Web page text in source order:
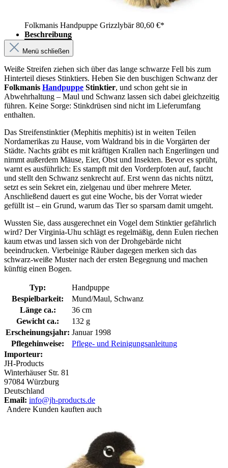
Folkmanis Handpuppe Grizzlybär80,60 €*
Beschreibung
Menü schließen
Weiße Streifen ziehen sich über das lange schwarze Fell bis zum
Hinterteil dieses Stinktiers. Heben Sie den buschigen Schwanz der
Folkmanis Handpuppe Stinktier, und schon geht sie in
Abwehrhaltung – Maul und Schwanz lassen sich dabei gleichzeitig
führen. Keine Sorge: Stinkdrüsen sind nicht im Lieferumfang
enthalten.
Das Streifenstinktier (Mephitis mephitis) ist in weiten Teilen
Nordamerikas zu Hause, vom Waldrand bis in die Vorgärten der
Städte. Nachts gräbt es mit kräftigen Krallen nach Engerlingen und
nimmt außerdem Mäuse, Eier, Obst und Insekten. Bevor es sprüht,
warnt es ausführlich: Es stampft mit den Vorderpfoten auf, faucht
und stellt den Schwanz senkrecht auf. Erst wenn das nichts nützt,
setzt es sein Sekret ein, zielgenau und über mehrere Meter.
Anschließend dauert es gut eine Woche, bis der Vorrat wieder
gefüllt ist – ein Grund, warum das Tier so sparsam damit umgeht.
Wussten Sie, dass ausgerechnet ein Vogel dem Stinktier gefährlich
wird? Der Virginia-Uhu schlägt es regelmäßig, denn Eulen riechen
kaum etwas und lassen sich von der Drohgebärde nicht
beeindrucken. Vierbeinige Räuber dagegen merken sich das
schwarz-weiße Muster nach der ersten Begegnung und machen
künftig einen Bogen.
Typ:
Handpuppe
Bespielbarkeit:
Mund/Maul, Schwanz
Länge ca.:
36 cm
Gewicht ca.:
132 g
Erscheinungsjahr: Januar 1998
Pflegehinweise:
Pflege- und Reinigungsanleitung
Importeur:
JH-Products
Winterhäuser Str. 81
97084 Würzburg
Deutschland
Email: info@jh-products.de
Andere Kunden kauften auch